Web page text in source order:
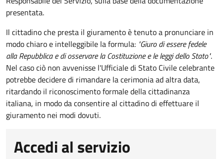
presentata.
Il cittadino che presta il giuramento è tenuto a pronunciare in
modo chiaro e intelleggibile la formula: "Giuro di essere fedele
alla Repubblica e di osservare la Costituzione e le leggi dello Stato".
Nel caso ciò non avvenisse l'Ufficiale di Stato Civile celebrante
potrebbe decidere di rimandare la cerimonia ad altra data,
ritardando il riconoscimento formale della cittadinanza
italiana, in modo da consentire al cittadino di effettuare il
giuramento nei modi dovuti.
Accedi al servizio